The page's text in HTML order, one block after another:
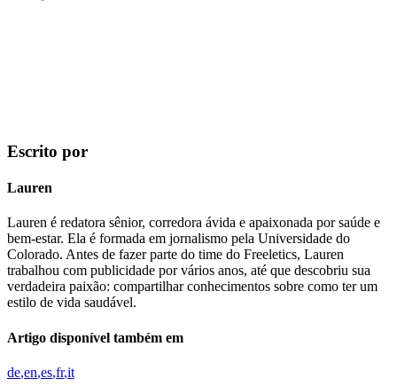
Escrito por
Lauren
Lauren é redatora sênior, corredora ávida e apaixonada por saúde e
bem-estar. Ela é formada em jornalismo pela Universidade do
Colorado. Antes de fazer parte do time do Freeletics, Lauren
trabalhou com publicidade por vários anos, até que descobriu sua
verdadeira paixão: compartilhar conhecimentos sobre como ter um
estilo de vida saudável.
Artigo disponível também em
de en es fr it